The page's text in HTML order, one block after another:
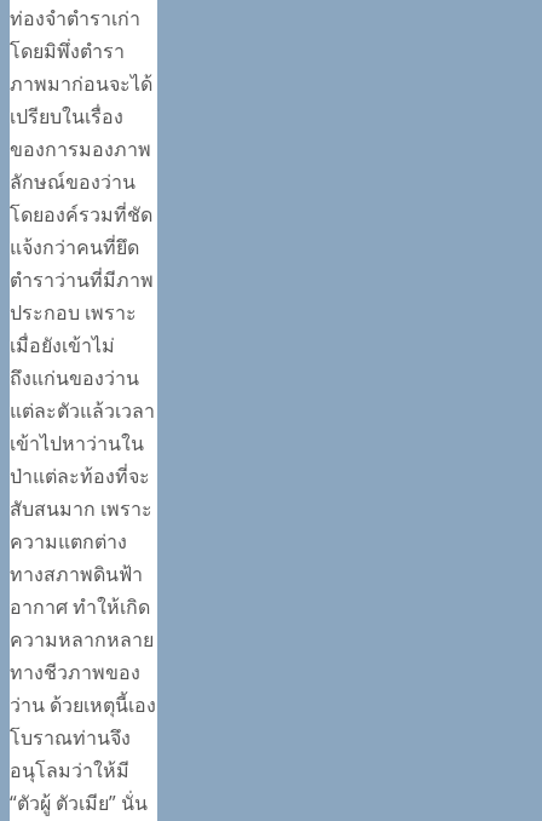
ท่องจำตำราเก่า
โดยมิพึ่งตำรา
ภาพมาก่อนจะได้
เปรียบในเรื่อง
ของการมองภาพ
ลักษณ์ของว่าน
โดยองค์รวมที่ชัด
แจ้งกว่าคนที่ยึด
ตำราว่านที่มีภาพ
ประกอบ เพราะ
เมื่อยังเข้าไม่
ถึงแก่นของว่าน
แต่ละตัวแล้วเวลา
เข้าไปหาว่านใน
ป่าแต่ละท้องที่จะ
สับสนมาก เพราะ
ความแตกต่าง
ทางสภาพดินฟ้า
อากาศ ทำให้เกิด
ความหลากหลาย
ทางชีวภาพของ
ว่าน ด้วยเหตุนี้เอง
โบราณท่านจึง
อนุโลมว่าให้มี
“ตัวผู้ ตัวเมีย” นั่น